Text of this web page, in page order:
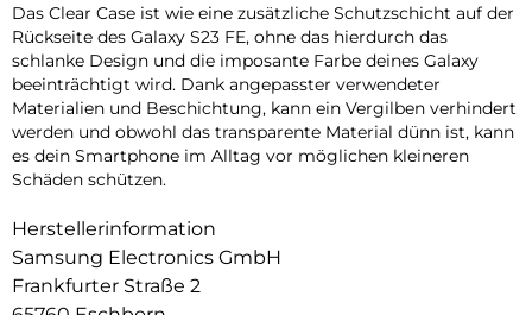
Das Clear Case ist wie eine zusätzliche Schutzschicht auf der
Rückseite des Galaxy S23 FE, ohne das hierdurch das
schlanke Design und die imposante Farbe deines Galaxy
beeinträchtigt wird. Dank angepasster verwendeter
Materialien und Beschichtung, kann ein Vergilben verhindert
werden und obwohl das transparente Material dünn ist, kann
es dein Smartphone im Alltag vor möglichen kleineren
Schäden schützen.
Herstellerinformation
Samsung Electronics GmbH
Frankfurter Straße 2